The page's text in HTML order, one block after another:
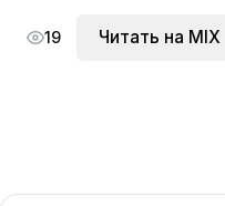
19 Читать на MIX